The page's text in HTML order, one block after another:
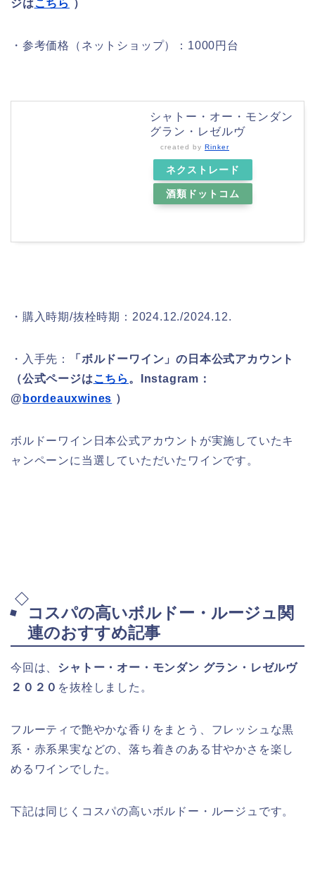
ジは こちら ）
・参考価格（ネットショップ）：1000円台
シャトー・オー・モンダン
グラン・レゼルヴ
created by Rinker
ネクストレード
酒類ドットコム
・購入時期/抜栓時期：2024.12./2024.12.
・入手先：
「ボルドーワイン」の日本公式アカウント
（公式ページは こちら 。Instagram：
@ bordeauxwines ）
ボルドーワイン日本公式アカウントが実施していたキ
ャンペーンに当選していただいたワインです。
コスパの高いボルドー・ルージュ関
連のおすすめ記事
今回は、 シャトー・オー・モンダン グラン・レゼルヴ
２０２０ を抜栓しました。
フルーティで艶やかな香りをまとう、フレッシュな黒
系・赤系果実などの、落ち着きのある甘やかさを楽し
めるワインでした。
下記は同じくコスパの高いボルドー・ルージュです。